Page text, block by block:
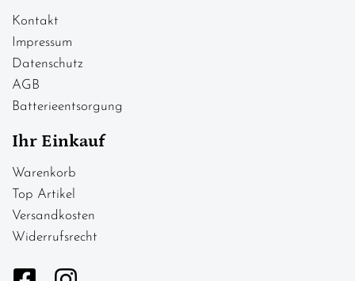
Kontakt
Impressum
Datenschutz
AGB
Batterieentsorgung
Ihr Einkauf
Warenkorb
Top Artikel
Versandkosten
Widerrufsrecht